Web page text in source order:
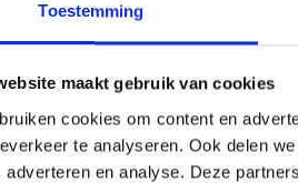
Toestemming
maakt gebruik van cookies
cookies om content en
te analyseren. Ook delen
adverteren en analyse. Deze Soyez